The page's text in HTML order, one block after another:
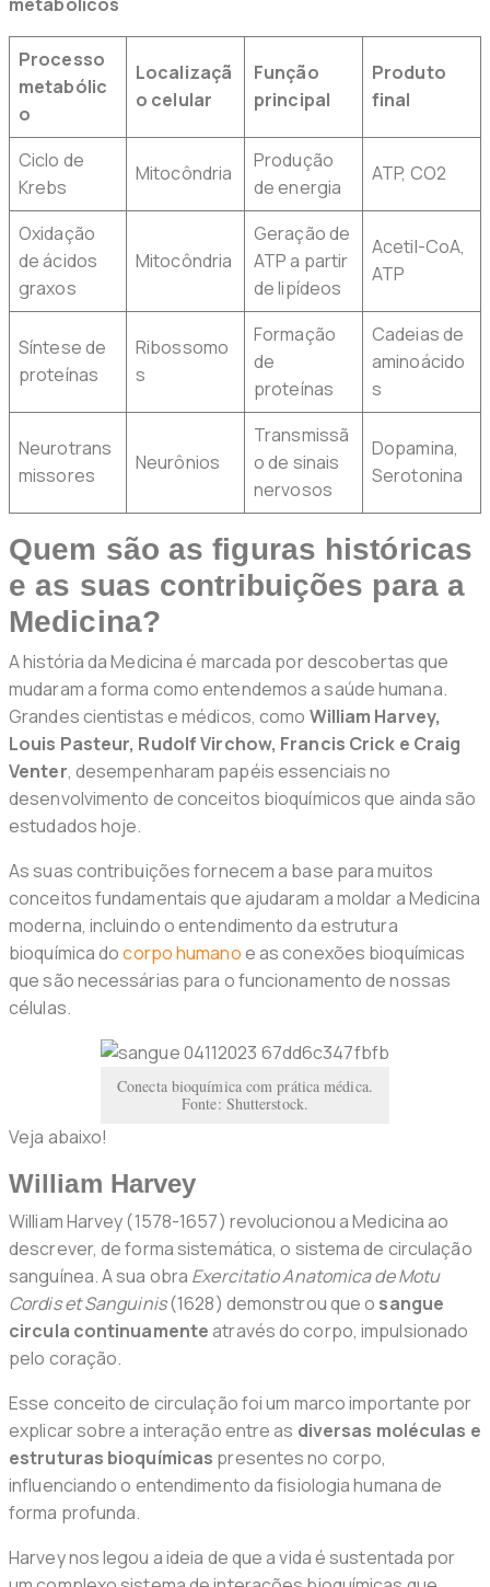
Processo
metabólic
o
Localizaçã
o celular
Função
principal
Produto
final
Ciclo de
Krebs
Mitocôndria
Produção
de energia
ATP, CO2
Oxidação
de ácidos
graxos
Mitocôndria
Geração de
ATP a partir
de lipídeos
Acetil-CoA,
ATP
Síntese de
proteínas
Ribossomo
s
Formação
de
proteínas
Cadeias de
aminoácido
s
Neurotrans
missores
Neurônios
Transmissã
o de sinais
nervosos
Dopamina,
Serotonina
Quem são as figuras históricas
e as suas contribuições para a
Medicina?
A história da Medicina é marcada por descobertas que
mudaram a forma como entendemos a saúde humana.
Grandes cientistas e médicos, como William Harvey,
Louis Pasteur, Rudolf Virchow, Francis Crick e Craig
Venter, desempenharam papéis essenciais no
desenvolvimento de conceitos bioquímicos que ainda são
estudados hoje.
As suas contribuições fornecem a base para muitos
conceitos fundamentais que ajudaram a moldar a Medicina
moderna, incluindo o entendimento da estrutura
bioquímica docorpo humanoe as conexões bioquímicas
que são necessárias para o funcionamento de nossas
células.
Conecta bioquímica com prática médica.
Fonte: Shutterstock.
Veja abaixo!
William Harvey
William Harvey (1578-1657) revolucionou a Medicina ao
descrever, de forma sistemática, o sistema de circulação
sanguínea. A sua obra Exercitatio Anatomica de Motu
Cordis et Sanguinis(1628) demonstrou que o sangue
circula continuamenteatravés do corpo, impulsionado
pelo coração.
Esse conceito de circulação foi um marco importante por
explicar sobre a interação entre as diversas moléculas e
estruturas bioquímicas presentes no corpo,
influenciando o entendimento da fisiologia humana de
forma profunda.
Harvey nos legou a ideia de que a vida é sustentada por